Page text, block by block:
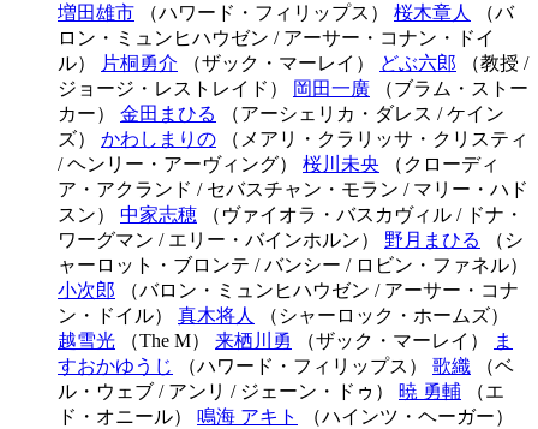
増田雄市 （ハワード・フィリップス） 桜木章人
（バ
ロン・ミュンヒハウゼン / アーサー・コナン・ドイ
ル）
片桐勇介 （ザック・マーレイ） どぶ六郎 （教授 /
ジョージ・レストレイド）
岡田一廣 （ブラム・ストー
カー） 金田まひる
（アーシェリカ・ダレス / ケイン
ズ） かわしまりの （メアリ・クラリッサ・クリスティ
/ ヘンリー・アーヴィング） 桜川未央 （クローディ
ア・アクランド / セバスチャン・モラン / マリー・ハド
スン） 中家志穂 （ヴァイオラ・バスカヴィル / ドナ・
ワーグマン / エリー・バインホルン） 野月まひる
（シ
ャーロット・ブロンテ / バンシー / ロビン・ファネル）
小次郎 （バロン・ミュンヒハウゼン / アーサー・コナ
ン・ドイル） 真木将人
（シャーロック・ホームズ）
越雪光 （The M） 来栖川勇 （ザック・マーレイ）
ま
すおかゆうじ
（ハワード・フィリップス） 歌織 （ベ
ル・ウェブ / アンリ / ジェーン・ドゥ） 暁 勇輔 （エ
ド・オニール） 鳴海 アキト
（ハインツ・ヘーガー）